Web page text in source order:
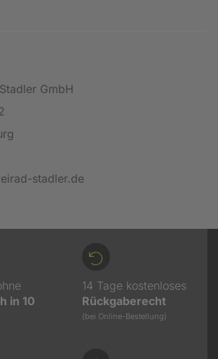
GmbH
stadler.de
in 10
14 Tage kostenloses
Rückgaberecht
(bei Online-Bestellung)